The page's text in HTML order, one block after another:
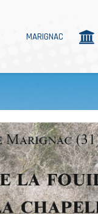
MARIGNAC